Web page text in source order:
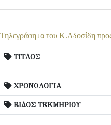
Τηλεγράφημα του Κ.Αδοσίδη
ΤΙΤΛΟΣ
ΧΡΟΝΟΛΟΓΙΑ
ΕΙΔΟΣ ΤΕΚΜΗΡΙΟΥ